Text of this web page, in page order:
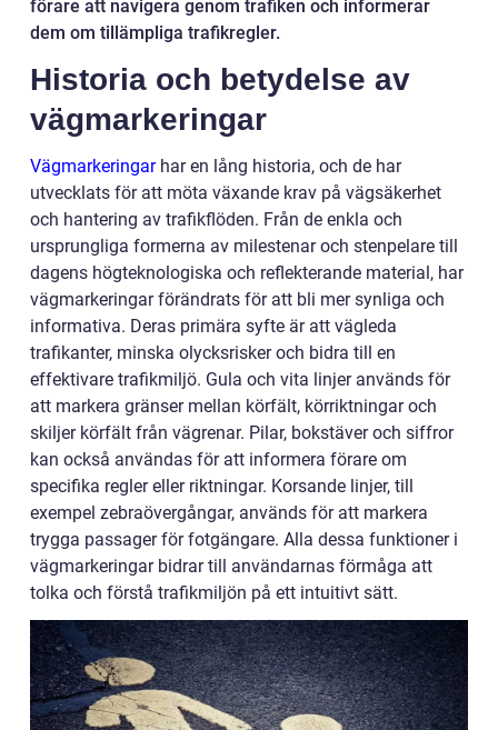
förare att navigera genom trafiken och informerar
dem om tillämpliga trafikregler.
Historia och betydelse av
vägmarkeringar
Vägmarkeringarhar en lång historia, och de har
utvecklats för att möta växande krav på vägsäkerhet
och hantering av trafikflöden. Från de enkla och
ursprungliga formerna av milestenar och stenpelare till
dagens högteknologiska och reflekterande material, har
vägmarkeringar förändrats för att bli mer synliga och
informativa. Deras primära syfte är att vägleda
trafikanter, minska olycksrisker och bidra till en
effektivare trafikmiljö. Gula och vita linjer används för
att markera gränser mellan körfält, körriktningar och
skiljer körfält från vägrenar. Pilar, bokstäver och siffror
kan också användas för att informera förare om
specifika regler eller riktningar. Korsande linjer, till
exempel zebraövergångar, används för att markera
trygga passager för fotgängare. Alla dessa funktioner i
vägmarkeringar bidrar till användarnas förmåga att
tolka och förstå trafikmiljön på ett intuitivt sätt.